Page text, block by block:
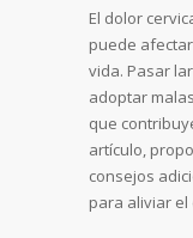
El dolor
puede
vida. Pasar
adoptar
que
artículo,
consejos
para aliviar